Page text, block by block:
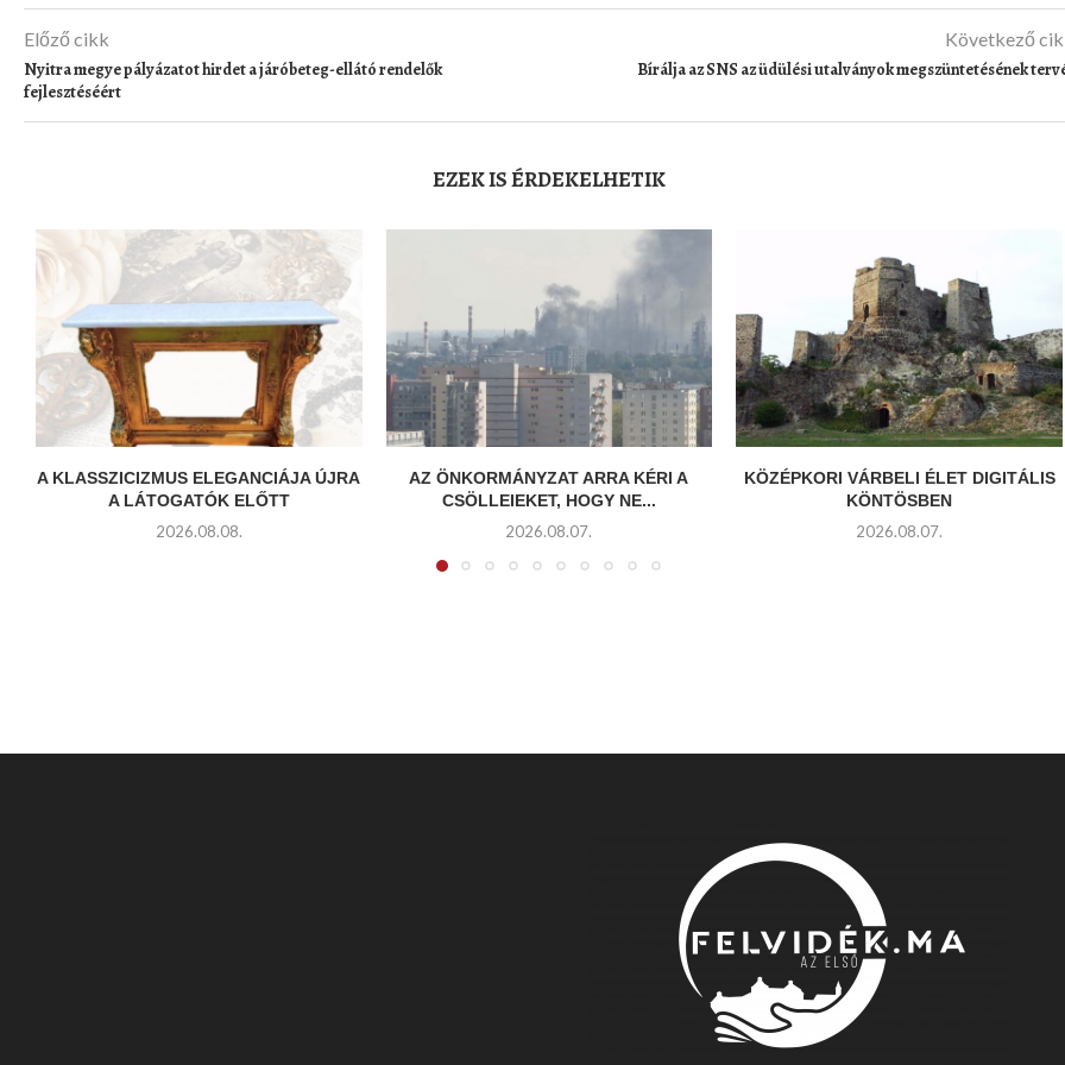
Előző cikk
Nyitra megye pályázatot hirdet a járóbeteg-ellátó rendelők
fejlesztéséért
Következő
Bírálja az SNS az üdülési utalványok megszüntetésének
EZEK IS ÉRDEKELHETIK
A KLASSZICIZMUS ELEGANCIÁJA ÚJRA
A LÁTOGATÓK ELŐTT
2026.08.08.
AZ ÖNKORMÁNYZAT ARRA KÉRI A
CSÖLLEIEKET, HOGY NE...
2026.08.07.
KÖZÉPKORI VÁRBELI ÉLET DIGITÁLIS
KÖNTÖSBEN
2026.08.07.